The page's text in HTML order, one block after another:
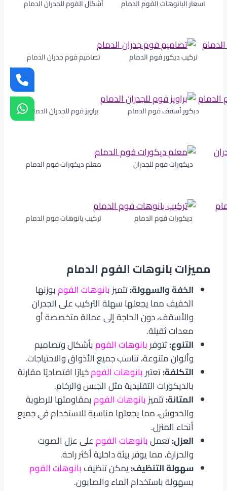
اسعار البانوهات الفوم الدمام أشكال الفوم للجدران الدمام
تركيب ديكور فوم الدمام تصاميم فوم جدران الدمام
ديكور أسقف فوم الدمام براويز فوم للجدران الدمام
ديكورات فوم للجدران معلم ديكورات فوم الدمام
ديكورات فوم الدمام تركيب بانوهات فوم الدمام
مميزات بانوهات الفوم الدمام
الخفة والسهولة:تتميزبانوهات الفومبوزنها
الخفيف مما يجعلها سهلة التركيب على الجدران
والأسقف، دون الحاجة إلى عمالة متخصصة أو
معدات ثقيلة.
التنوع:تتوفربانوهات الفومبأشكال وتصاميم
وألوان متنوعة، تناسب جميع الأذواق والاحتياجات.
التكلفة:تعتبربانوهات الفومخيارًا اقتصاديًا مقارنة
بالديكورات التقليدية مثل الجبس والرخام.
المتانة:تتميزبانوهات الفومبمقاومتها للرطوبة
والخدوش، مما يجعلها مناسبة للاستخدام في جميع
أنحاء المنزل.
العزل:تعملبانوهات الفومعلى عزل الصوت
والحرارة، مما يوفر بيئة داخلية أكثر راحة.
سهولة التنظيف:يمكن تنظيفبانوهات الفوم
بسهولة باستخدام الماء والصابون.